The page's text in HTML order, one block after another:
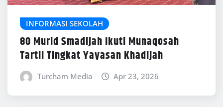
INFORMASI SEKOLAH
80 Murid Smadijah Ikuti Munaqosah
Tartil Tingkat Yayasan Khadijah
Turcham Media Apr 23, 2026